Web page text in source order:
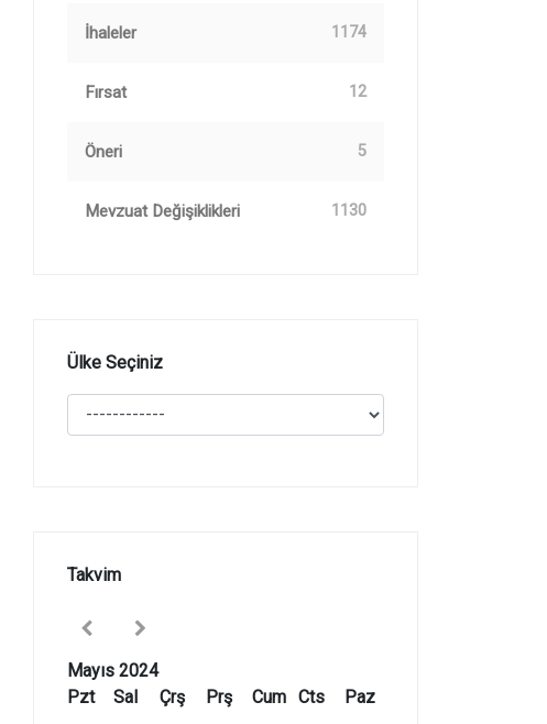
İhaleler 1174
Fırsat 12
Öneri 5
Mevzuat Değişiklikleri 1130
Ülke Seçiniz
Takvim
Mayıs 2024
Pzt
Sal Çrş Prş Cum Cts
Paz